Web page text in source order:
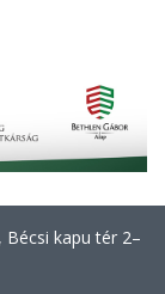
Bécsi kapu tér 2–